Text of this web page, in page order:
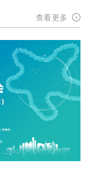
查看更多